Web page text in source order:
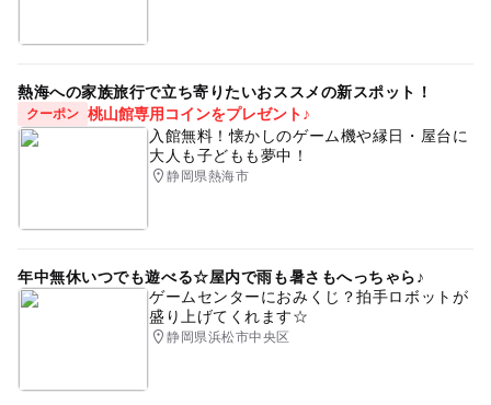
熱海への家族旅行で立ち寄りたいおススメの新スポット！
クーポン 桃山館専用コインをプレゼント♪
入館無料！懐かしのゲーム機や縁日・屋台に
大人も子どもも夢中！
静岡県熱海市
年中無休いつでも遊べる☆屋内で雨も暑さもへっちゃら♪
ゲームセンターにおみくじ？拍手ロボットが
盛り上げてくれます☆
静岡県浜松市中央区